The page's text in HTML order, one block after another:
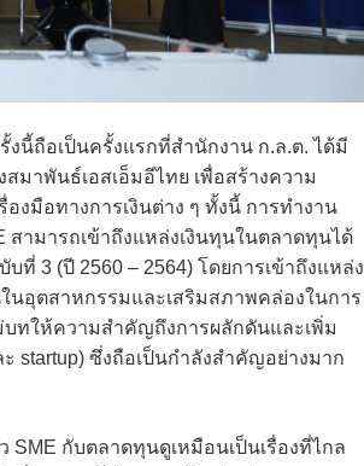
นี้ถือเป็นครั้งแรกที่สำนักงาน ก.ล.ต. ได้มี
มาพันธ์เอสเอ็มอีไทย เพื่อสร้างความ
งมือทางการเงินต่าง ๆ ทั้งนี้ การทำงาน
ามารถเข้าถึงแหล่งเงินทุนในตลาดทุนได้
3 (ปี 2560 – 2564) โดยการเข้าถึงแหล่ง
อุตสาหกรรมและเสริมสภาพคล่องในการ
ทให้ความสำคัญถึงการผลักดันและเพิ่ม
startup) ซึ่งถือเป็นกำลังสำคัญอย่างมาก
SME กับตลาดทุนดูเหมือนเป็นเรื่องที่ไกล